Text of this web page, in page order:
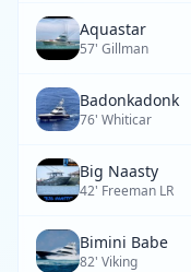
Aquastar
57' Gillman
Badonkadonk
76' Whiticar
Big Naasty
42' Freeman LR
Bimini Babe
82' Viking